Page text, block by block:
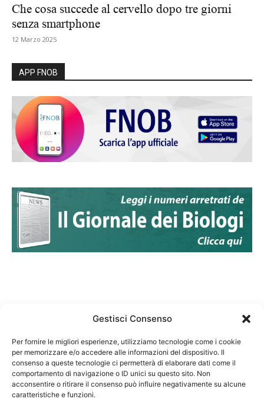
Gestisci Consenso
Per fornire le migliori esperienze, utilizziamo tecnologie come i cookie
per memorizzare e/o accedere alle informazioni del dispositivo. Il
consenso a queste tecnologie ci permetterà di elaborare dati come il
comportamento di navigazione o ID unici su questo sito. Non
acconsentire o ritirare il consenso può influire negativamente su alcune
caratteristiche e funzioni.
Che cosa succede al cervello dopo tre giorni
senza smartphone
12 Marzo 2025
APP FNOB
Federazione Nazionale Degli Ordini dei Biologi:
codice fiscale 80069130583
Responsabile sito internet www.fnob.it: Vincenzo